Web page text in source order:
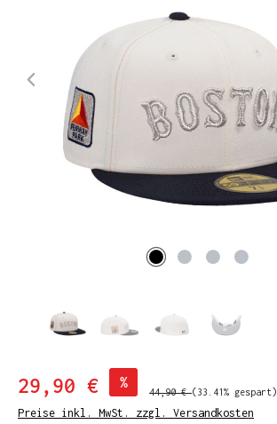
29,90 € %
44,90 €(33.41% gespart)
Preise inkl. MwSt. zzgl. Versandkosten